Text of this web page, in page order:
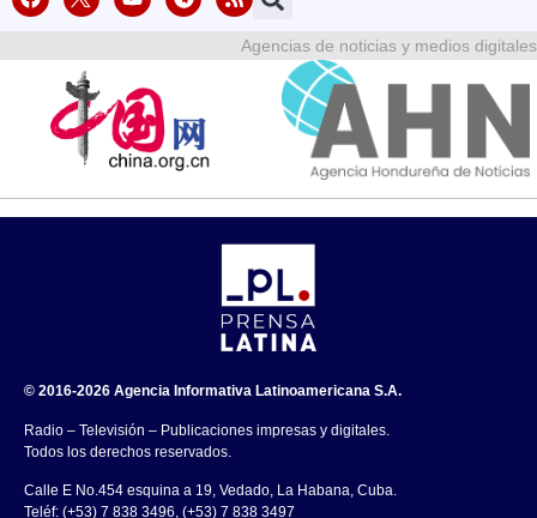
Agencias de noticias y medios digitales
© 2016-2026 Agencia Informativa Latinoamericana S.A.
Radio – Televisión – Publicaciones impresas y digitales.
Todos los derechos reservados.
Calle E No.454 esquina a 19, Vedado, La Habana, Cuba.
Teléf: (+53) 7 838 3496, (+53) 7 838 3497